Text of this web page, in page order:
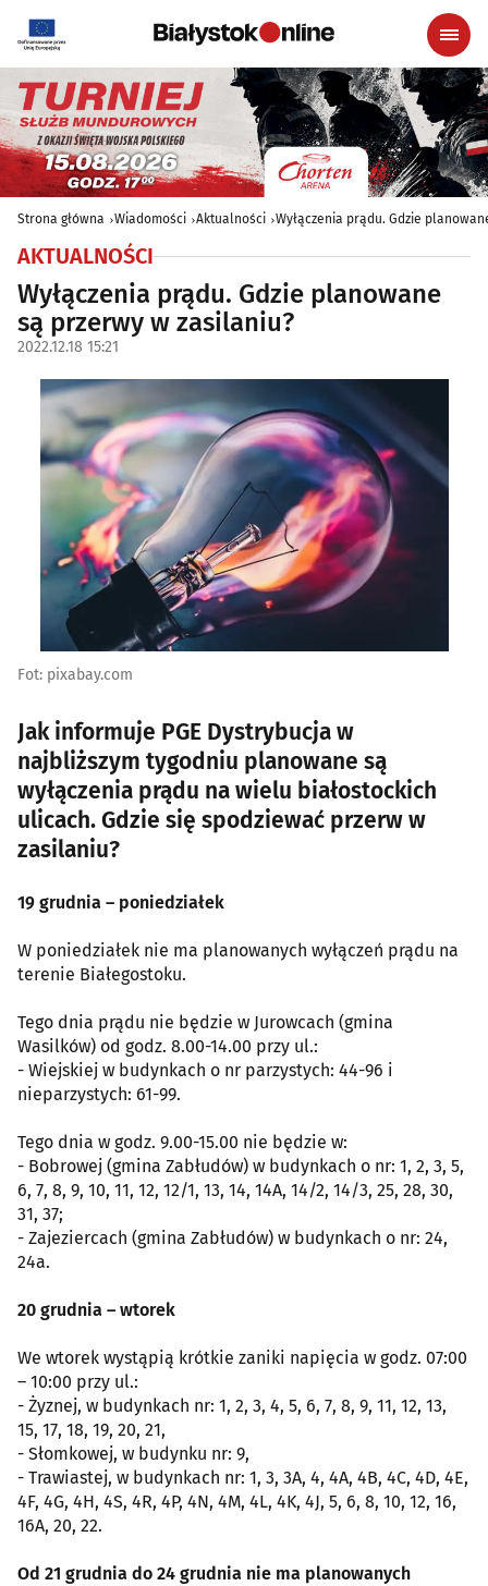
Strona główna Wiadomości Aktualności Wyłączenia prądu. Gdzie
AKTUALNOŚCI
Wyłączenia prądu. Gdzie planowane
są przerwy w zasilaniu?
2022.12.18 15:21
Fot: pixabay.com
Jak informuje PGE Dystrybucja w
najbliższym tygodniu planowane są
wyłączenia prądu na wielu białostockich
ulicach. Gdzie się spodziewać przerw w
zasilaniu?
19 grudnia – poniedziałek
W poniedziałek nie ma planowanych wyłączeń prądu na
terenie Białegostoku.
Tego dnia prądu nie będzie w Jurowcach (gmina
Wasilków) od godz. 8.00-14.00 przy ul.:
- Wiejskiej w budynkach o nr parzystych: 44-96 i
nieparzystych: 61-99.
Tego dnia w godz. 9.00-15.00 nie będzie w:
- Bobrowej (gmina Zabłudów) w budynkach o nr: 1, 2, 3, 5,
6, 7, 8, 9, 10, 11, 12, 12/1, 13, 14, 14A, 14/2, 14/3, 25, 28, 30,
31, 37;
- Zajeziercach (gmina Zabłudów) w budynkach o nr: 24,
24a.
20 grudnia – wtorek
We wtorek wystąpią krótkie zaniki napięcia w godz. 07:00
– 10:00 przy ul.:
- Żyznej, w budynkach nr: 1, 2, 3, 4, 5, 6, 7, 8, 9, 11, 12, 13,
15, 17, 18, 19, 20, 21,
- Słomkowej, w budynku nr: 9,
- Trawiastej, w budynkach nr: 1, 3, 3A, 4, 4A, 4B, 4C, 4D, 4E,
4F, 4G, 4H, 4S, 4R, 4P, 4N, 4M, 4L, 4K, 4J, 5, 6, 8, 10, 12, 16,
16A, 20, 22.
Od 21 grudnia do 24 grudnia nie ma planowanych